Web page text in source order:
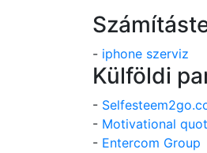
- iphone szerviz
Külföldi
-
- Motivational
- Entercom Group